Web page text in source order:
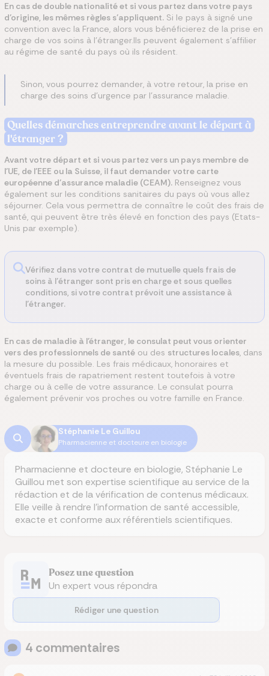
En cas de double nationalité et si vous partez dans votre pays
d’origine, les mêmes règles s’appliquent. Si le pays à signé une
convention avec la France, alors vous bénéficierez de la prise en
charge de vos soins à l’étranger.Ils peuvent également s’affilier
au régime de santé du pays où ils résident.
Sinon, vous pourrez demander, à votre retour, la prise en
charge des soins d’urgence par l’assurance maladie.
Quelles démarches entreprendre avant le départ à
l'étranger ?
Avant votre départ et si vous partez vers un pays membre de
l’UE, de l’EEE ou la Suisse, il faut demander votre carte
européenne d’assurance maladie (CEAM). Renseignez vous
également sur les conditions sanitaires du pays où vous allez
séjourner. Cela vous permettra de connaître le coût des frais de
santé, qui peuvent être très élevé en fonction des pays (Etats-
Unis par exemple).
Vérifiez dans votre contrat de mutuelle quels frais de
soins à l’étranger sont pris en charge et sous quelles
conditions, si votre contrat prévoit une assistance à
l’étranger.
En cas de maladie à l’étranger, le consulat peut vous orienter
vers des professionnels de santé ou des structures locales, dans
la mesure du possible. Les frais médicaux, honoraires et
éventuels frais de rapatriement restent toutefois à votre
charge ou à celle de votre assurance. Le consulat pourra
également prévenir vos proches ou votre famille en France.
Stéphanie Le Guillou
Pharmacienne et docteure en biologie
Pharmacienne et docteure en biologie, Stéphanie Le
Guillou met son expertise scientifique au service de la
rédaction et de la vérification de contenus médicaux.
Elle veille à rendre l’information de santé accessible,
exacte et conforme aux référentiels scientifiques.
Posez une question
Un expert vous répondra
Rédiger une question
4 commentaires